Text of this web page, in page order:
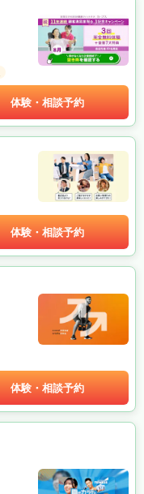
体験・相談予約
体験・相談予約
体験・相談予約